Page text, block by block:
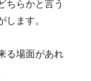
ちらかと言う
ます。
る場面があれ